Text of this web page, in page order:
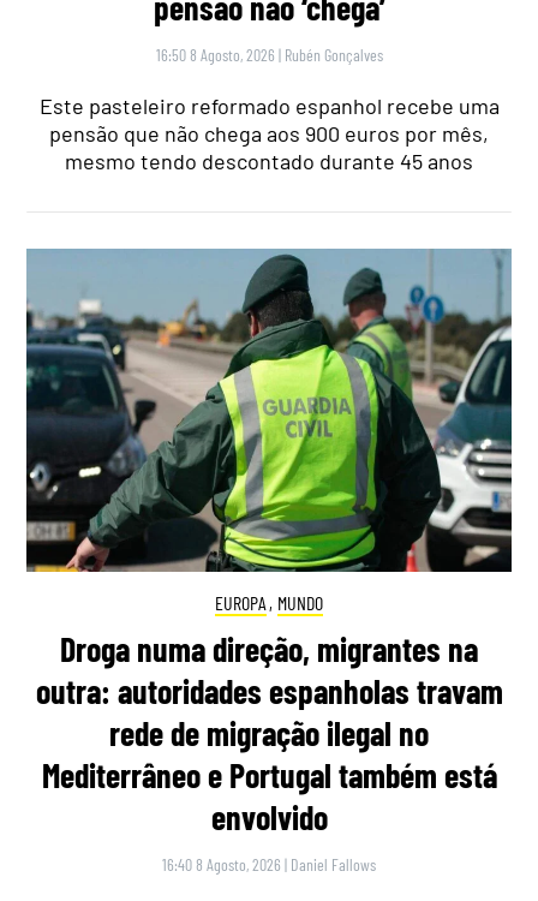
16:50 8 Agosto, 2026 | Rubén Gonçalves
Este pasteleiro reformado espanhol recebe uma
pensão que não chega aos 900 euros por mês,
mesmo tendo descontado durante 45 anos
EUROPA , MUNDO
Droga numa direção, migrantes na
outra: autoridades espanholas travam
rede de migração ilegal no
Mediterrâneo e Portugal também está
envolvido
16:40 8 Agosto, 2026 | Daniel Fallows